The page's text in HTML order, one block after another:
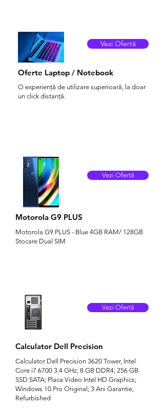
Vezi Ofertă
Oferte Laptop / Notebook
O experiență de utilizare superioară, la doar
un click distanță.
Vezi Ofertă
Motorola G9 PLUS
Motorola G9 PLUS - Blue 4GB RAM/ 128GB
Stocare Dual SIM
Vezi Ofertă
Calculator Dell Precision
Calculator Dell Precision 3620 Tower, Intel
Core i7 6700 3.4 GHz; 8 GB DDR4; 256 GB
SSD SATA; Placa Video Intel HD Graphics;
Windows 10 Pro Original; 3 Ani Garantie,
Refurbished